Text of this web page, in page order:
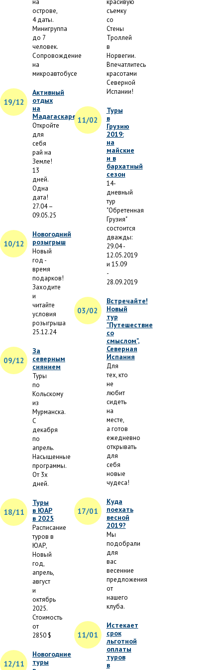
на
острове,
4 даты.
Минигруппа
до 7
человек.
Сопровождение
на
микроавтобусе
19/12
Активный
отдых
на
Мадагаскаре
Откройте
для
себя
рай на
Земле!
13
дней.
Одна
дата!
27.04 –
09.05.25
10/12
Новогодний
розыгрыш
Новый
год -
время
подарков!
Заходите
и
читайте
условия
розыгрыша
25.12.24
09/12
За
северным
сиянием
Туры
по
Кольскому
из
Мурманска.
С
декабря
по
апрель.
Насыщенные
программы.
От 3х
дней.
18/11
Туры
в ЮАР
в 2025
Расписание
туров в
ЮАР,
Новый
год,
апрель,
август
и
октябрь
2025.
Стоимость
от
2850 $
12/11
Новогодние
туры
красивую
съемку
со
Стены
Троллей
в
Норвегии.
Впечатлитесь
красотами
Северной
Испании!
11/02
Туры
в
Грузию
2019:
на
майские
и в
бархатный
сезон
14-
дневный
тур
"Обретенная
Грузия"
состоится
дважды:
29.04 -
12.05.2019
и 15.09
-
28.09.2019
03/02
Встречайте!
Новый
тур
"Путешествие
со
смыслом",
Северная
Испания
Для
тех, кто
не
любит
сидеть
на
месте,
а готов
ежедневно
открывать
для
себя
новые
чудеса!
17/01
Куда
поехать
весной
2019?
Мы
подобрали
для
вас
весенние
предложения
от
нашего
клуба.
11/01
Истекает
срок
льготной
оплаты
туров
в